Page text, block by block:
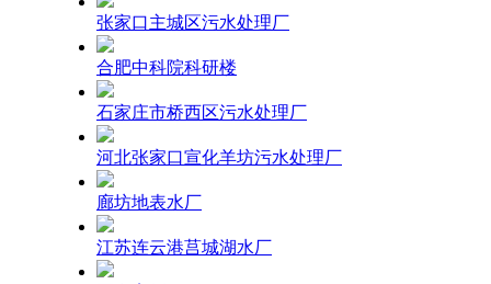
张家口主城区污水处理厂
合肥中科院科研楼
石家庄市桥西区污水处理厂
河北张家口宣化羊坊污水处理厂
廊坊地表水厂
江苏连云港莒城湖水厂